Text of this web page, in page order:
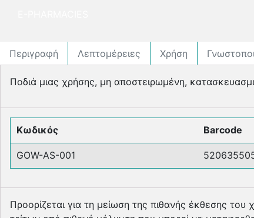
Περιγραφή Λεπτομέρειες Χρήση
Ποδιά µιας χρήσης, µη αποστειρωµένη,
Κωδικός Barcode
GOW-AS-001
Προορίζεται για τη µείωση της πιθανής έκθεσης